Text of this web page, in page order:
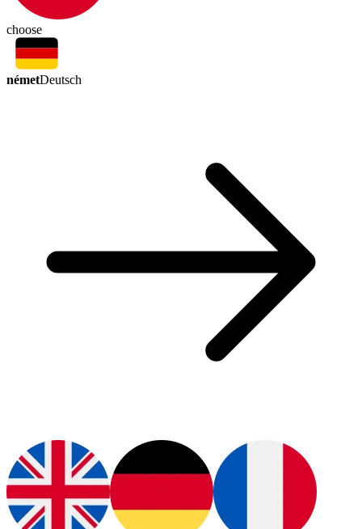
choose
németDeutsch